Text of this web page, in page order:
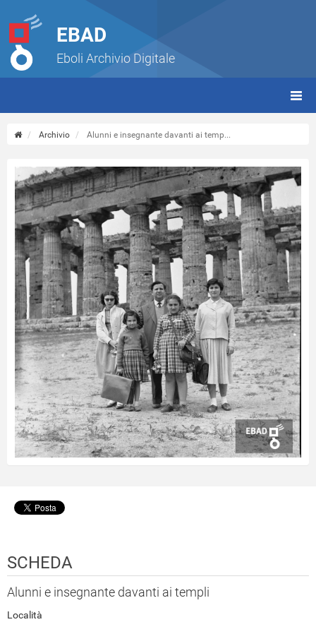
EBAD
Eboli Archivio Digitale
Archivio Alunni e insegnante davanti ai temp...
SCHEDA
Alunni e insegnante davanti ai templi
Località